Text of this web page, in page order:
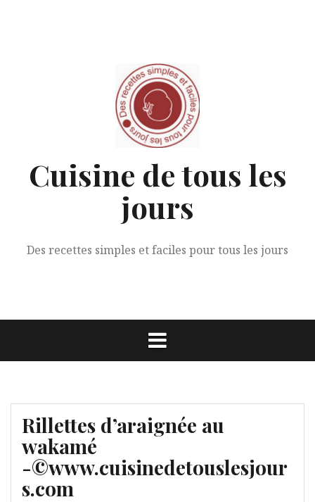
Cuisine de tous les
jours
Des recettes simples et faciles pour tous les jours
Rillettes d’araignée au
wakamé
-©www.cuisinedetouslesjour
s.com